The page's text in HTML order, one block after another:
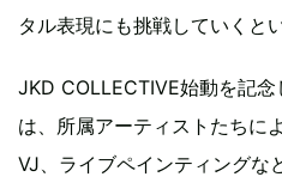
タル表現にも挑戦していくとい
JKD COLLECTIVE始動を記
は、所属アーティストたちに
VJ、ライブペインティングな